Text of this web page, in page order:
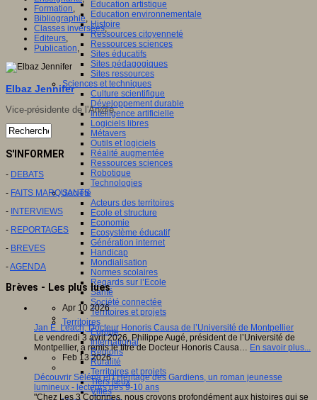
Education artistique
Education environnementale
Histoire
Ressources citoyenneté
Ressources sciences
Sites éducatifs
Sites pédagogiques
Sites ressources
Sciences et techniques
Culture scientifique
Développement durable
Intelligence artificielle
Logiciels libres
Métavers
Outils et logiciels
Réalité augmentée
Ressources sciences
Robotique
Technologies
Société
Acteurs des territoires
Ecole et structure
Economie
Ecosystème éducatif
Génération internet
Handicap
Mondialisation
Normes scolaires
Regards sur l’Ecole
Santé
Société connectée
Territoires et projets
Territoires
Europe
International
Régions
Ruralité
Territoires et projets
Tiers lieux
Villes
Formation,
Bibliographie,
Classes inversées,
Editeurs,
Publication,
Elbaz Jennifer
Vice-présidente de l'An@é.
S'INFORMER
- DEBATS
- FAITS MARQUANTS
- INTERVIEWS
- REPORTAGES
- BREVES
-AGENDA
Brèves - Les plus lues
Apr 10 2026
Jan E. Leach, Docteur Honoris Causa de l’Université de Montpellier
Le vendredi 3 avril 2026, Philippe Augé, président de l’Université de
Montpellier, a remis le titre de Docteur Honoris Causa… En savoir plus...
Feb 13 2026
Découvrir Séléna et l’Héritage des Gardiens, un roman jeunesse
lumineux - lecteurs dès 9-10 ans
"Chez Les 3 Colonnes, nous croyons profondément aux histoires qui se